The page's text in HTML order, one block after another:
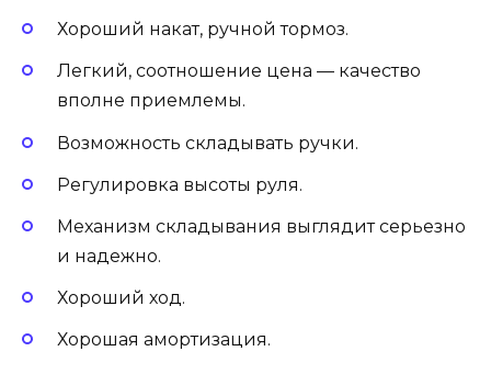
Хороший накат, ручной тормоз.
Легкий, соотношение цена — качество
вполне приемлемы.
Возможность складывать ручки.
Регулировка высоты руля.
Механизм складывания выглядит серьезно
и надежно.
Хороший ход.
Хорошая амортизация.